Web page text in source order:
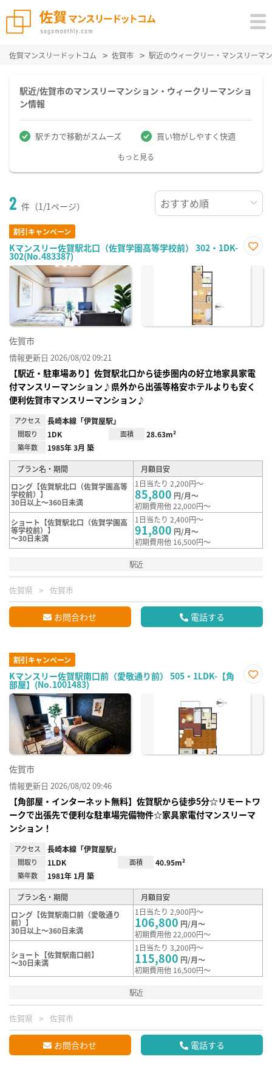
佐賀マンスリードットコム 佐賀市 駅近のウィークリー・マンスリーマ
駅近/佐賀市のマンスリーマンション・ウィークリーマンショ
ン情報
駅チカで移動がスムーズ 買い物がしやすく快適
もっと見る
2 件（1/1ページ）
割引キャンペーン
Kマンスリー佐賀駅北口（佐賀学園高等学校前） 302・1DK-
302(No.483387)
に入
佐賀市
情報更新日 2026/08/02 09:21
【駅近・駐車場あり】佐賀駅北口から徒歩圏内の好立地家具家電
付マンスリーマンション♪県外から出張等格安ホテルよりも安く
便利佐賀市マンスリーマンション♪
アクセス 長崎本線「伊賀屋駅」
間取り 1DK 面積 28.63m²
築年数 1985年 3月 築
プラン名・期間
月額目安
ロング【佐賀駅北口（佐賀学園高等
学校前）】
30日以上～360日未満
1日当たり 2,200円～
85,800 円/月～
初期費用他 22,000円～
ショート【佐賀駅北口（佐賀学園高
等学校前）】
～30日未満
1日当たり 2,400円～
91,800 円/月～
初期費用他 16,500円～
駅近
佐賀県 佐賀市
お問合わせ 電話する
割引キャンペーン
Kマンスリー佐賀駅南口前（愛敬通り前） 505・1LDK-【角
部屋】(No.1001483)
に入
佐賀市
情報更新日 2026/08/02 09:46
【角部屋・インターネット無料】佐賀駅から徒歩5分☆リモートワ
ークで出張先で便利な駐車場完備物件☆家具家電付マンスリーマ
ンション！
アクセス 長崎本線「伊賀屋駅」
間取り 1LDK 面積 40.95m²
築年数 1981年 1月 築
プラン名・期間
月額目安
ロング【佐賀駅南口前（愛敬通り
前）】
30日以上～360日未満
1日当たり 2,900円～
106,800 円/月～
初期費用他 22,000円～
ショート【佐賀駅南口前】
～30日未満
1日当たり 3,200円～
115,800 円/月～
初期費用他 16,500円～
駅近
佐賀県 佐賀市
お問合わせ 電話する